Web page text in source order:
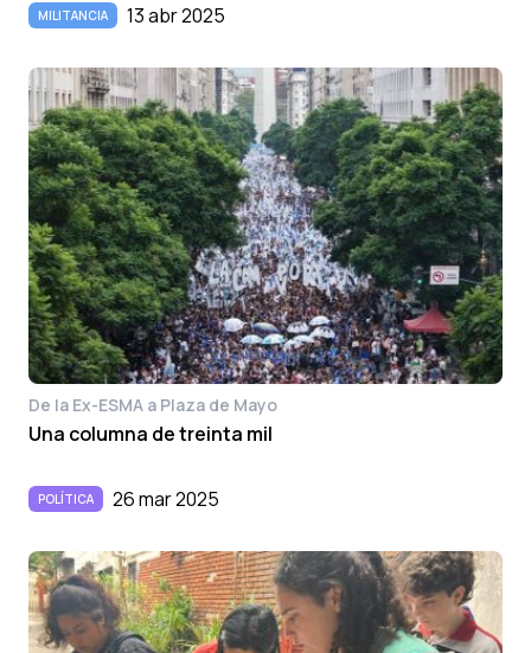
MILITANCIA 13 abr 2025
De la Ex-ESMA a Plaza de Mayo
Una columna de treinta mil
POLÍTICA 26 mar 2025